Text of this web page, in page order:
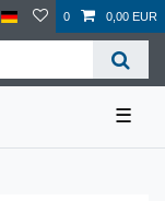
0 0,00 EUR
☰